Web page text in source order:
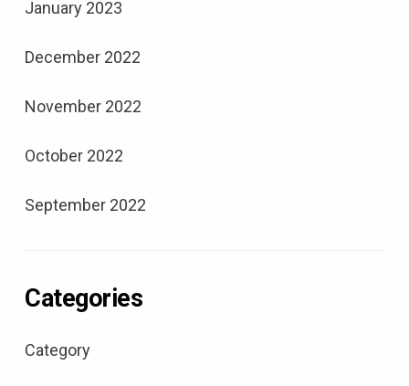
January 2023
December 2022
November 2022
October 2022
September 2022
Categories
Category